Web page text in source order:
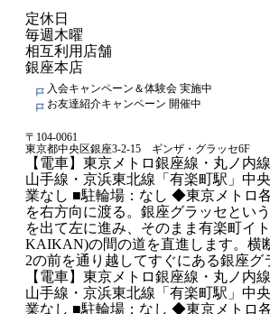
定休日
毎週木曜
相互利用店舗
銀座本店
入会キャンペーン＆体験会 実施中
お友達紹介キャンペーン 開催中
〒 104-0061
東京都中央区銀座3-2-15 ギンザ・グラッセ6F
【電車】東京メトロ銀座線・丸ノ内
山手線・京浜東北線「有楽町駅」中
業なし ■駐輪場：なし ◆東京メトロ
を右方向に渡る。銀座グラッセとい
を出て左に進み、そのまま有楽町イ
KAIKAN)の間の道を直進します。横
2の前を通り越してすぐにある銀座グ
【電車】東京メトロ銀座線・丸ノ内
山手線・京浜東北線「有楽町駅」中
業なし ■駐輪場：なし ◆東京メトロ